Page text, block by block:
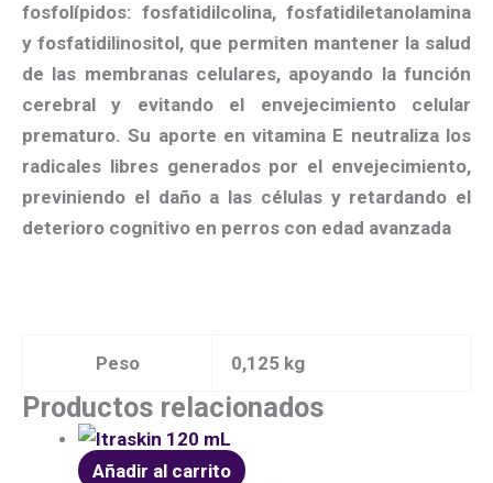
fosfolípidos: fosfatidilcolina, fosfatidiletanolamina
y fosfatidilinositol, que permiten mantener la salud
de las membranas celulares, apoyando la función
cerebral y evitando el envejecimiento celular
prematuro. Su aporte en vitamina E neutraliza los
radicales libres generados por el envejecimiento,
previniendo el daño a las células y retardando el
deterioro cognitivo en perros con edad avanzada
Peso 0,125 kg
Productos relacionados
Añadir al carrito